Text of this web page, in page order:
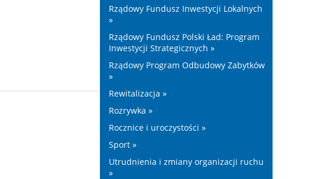
Rządowy Fundusz Inwestycji Lokalnych
»
Rządowy Fundusz Polski Ład: Program
Inwestycji Strategicznych »
Rządowy Program Odbudowy Zabytków
»
Rewitalizacja »
Rozrywka »
Rocznice i uroczystości »
Sport »
Utrudnienia i zmiany organizacji ruchu
»